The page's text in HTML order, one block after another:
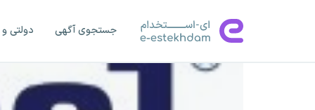
جستجوی آگهی دولتی